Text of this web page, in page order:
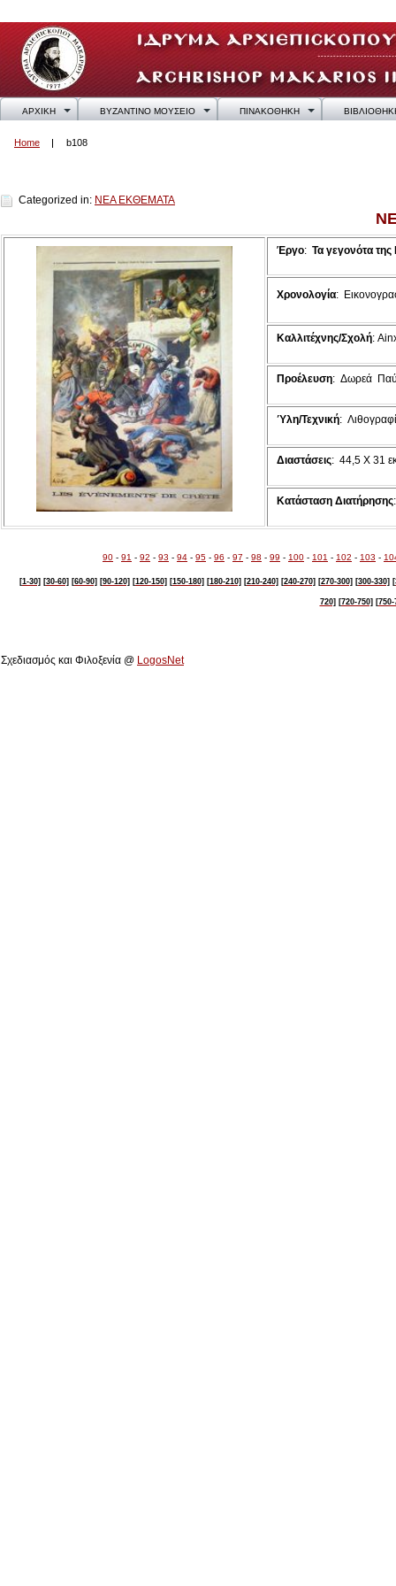
ΑΡΧΙΚΗ ΒΥΖΑΝΤΙΝΟ ΜΟΥΣΕΙΟ ΠΙΝΑΚΟΘΗΚΗ
Home b108
Categorized in: ΝΕΑ ΕΚΘΕΜΑΤΑ
Έργο: Τα γεγονότα
Χρονολογία:
Καλλιτέχνης/Σχολή:
Προέλευση: Δωρεά
Ύλη/Τεχνική:
Διαστάσεις: 44,5 Χ 31
Κατάσταση Διατήρησης
90 - 91 - 92 - 93 - 94 - 95 - 96 - 97 - 98 - 99 - 100 - 101 - 102 - 103 -
[1-30] [30-60] [60-90] [90-120] [120-150] [150-180] [180-210] [210-240] [240-270] [270-300] [300-330]
720] [720-750] [750-
Σχεδιασμός και Φιλοξενία @ LogosNet